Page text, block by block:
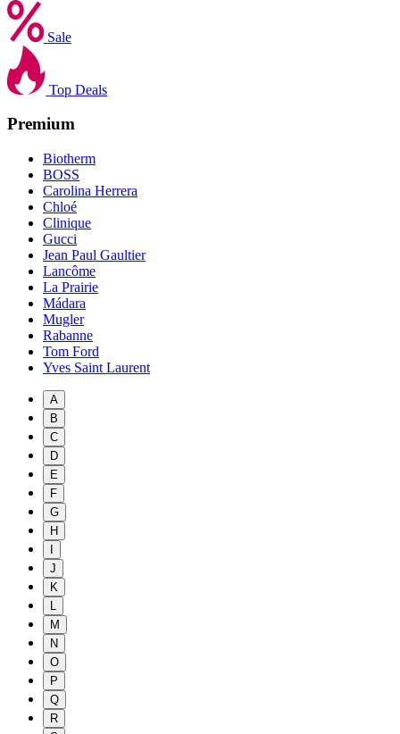
Sale
Top Deals
Premium
Biotherm
BOSS
Carolina Herrera
Chloé
Clinique
Gucci
Jean Paul Gaultier
Lancôme
La Prairie
Mádara
Mugler
Rabanne
Tom Ford
Yves Saint Laurent
A
B
C
D
E
F
G
H
J
K
L
M
N
O
P
Q
R